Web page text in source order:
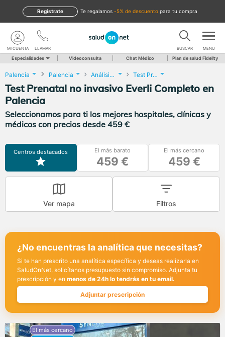
te regalamos -5% de descuento para tu compra
Regístrate
LLAMAR
MI CUENTA BUSCAR MENU
Especialidades Videoconsulta Chat Médico Plan de salud Fidelity
Palencia Palencia Análisis Clínicos Test Prenatal no invasivo Everli Completo
Test Prenatal no invasivo Everli Completo en
Palencia
Seleccionamos para ti los mejores hospitales, clínicas y
médicos con precios desde 459 €
Centros destacados El más barato
459 €
El más cercano
459 €
Ver mapa Filtros
¿No encuentras la analítica que necesitas?
Si te han prescrito una analítica específica y deseas realizarla en
SaludOnNet, solicítanos presupuesto sin compromiso. Adjunta tu
prescripción y en menos de 24h lo tendrás en tu email.
Adjuntar prescripción